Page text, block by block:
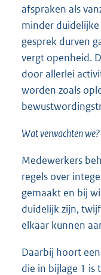
afspraken als
minder
gesprek durven
vergt openheid.
door allerlei
worden zoals
Wat verwachten we?
Medewerkers
regels over
gemaakt en bij
duidelijk zijn,
elkaar kunnen
Daarbij hoort
die in bijlage 1 is